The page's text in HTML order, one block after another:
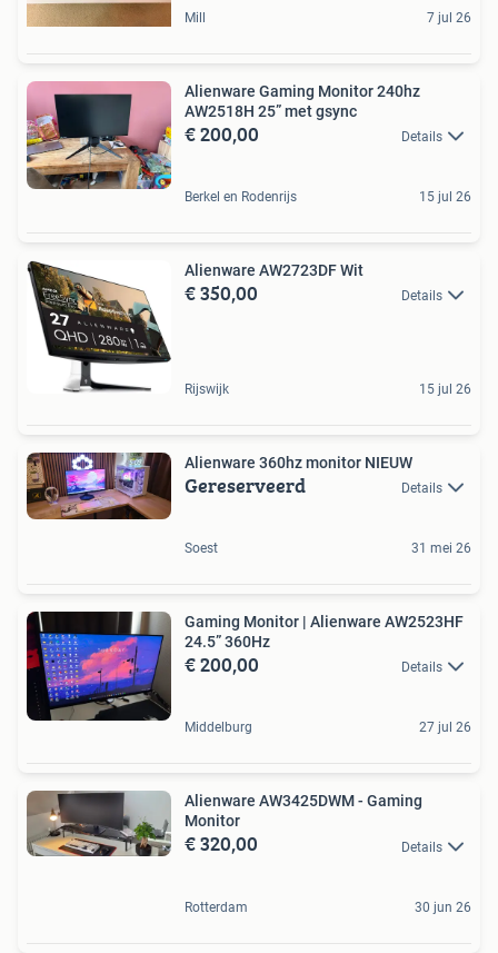
Mill 7 jul 26
Alienware Gaming Monitor 240hz
AW2518H 25” met gsync
€ 200,00 Details
Berkel en Rodenrijs 15 jul 26
Alienware AW2723DF Wit
€ 350,00 Details
Rijswijk 15 jul 26
Alienware 360hz monitor NIEUW
Gereserveerd Details
Soest 31 mei 26
Gaming Monitor | Alienware AW2523HF
24.5” 360Hz
€ 200,00 Details
Middelburg 27 jul 26
Alienware AW3425DWM - Gaming
Monitor
€ 320,00 Details
Rotterdam 30 jun 26